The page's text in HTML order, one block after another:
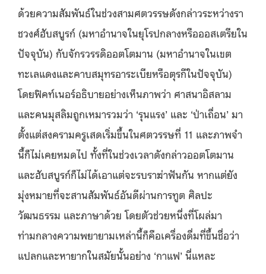
ด้วยความสัมพันธ์ในช่วงสามศตวรรษดังกล่าวระหว่างรา
ชวงศ์ฮับสบูรก์ (มหาอำนาจในยุโรปกลางหรือออสเตรียใน
ปัจจุบัน) กับจักรวรรดิออตโตมาน (มหาอำนาจในเขต
ทะเลแดงและคาบสมุทรอาระเบียหรือตุรกีในปัจจุบัน)
โดยฟิคท์เนอร์อธิบายอย่างเห็นภาพว่า ศาสนาอิสลาม
และคนมุสลิมถูกเหมารวมว่า ‘รุนแรง’ และ ‘ป่าเถื่อน’ มา
ตั้งแต่สงครามครูเสดเริ่มขึ้นในศตวรรษที่ 11 และภาพจำ
นี้ก็ไม่เคยหมดไป ทั้งที่ในช่วงเวลาดังกล่าวออตโตมาน
และฮับสบูรก์ก็ไม่ได้เอาแต่จะรบราฆ่าฟันกัน หากแต่ยัง
มุ่งหมายที่จะสานสัมพันธ์อันดีผ่านการทูต ศิลปะ
วัฒนธรรม และภาษาด้วย โดยตัวช่วยหนึ่งที่โผล่มา
ท่ามกลางความพยายามเหล่านี้ก็คือเครื่องดื่มที่ขึ้นชื่อว่า
แปลกและหายากในสมัยนั้นอย่าง ‘กาแฟ’ นี่แหละ